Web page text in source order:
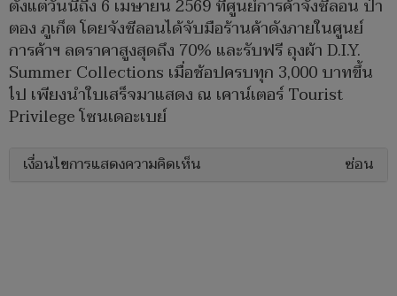
ตั้งแต่วันนี้ถึง 6 เมษายน 2569 ที่ศูนย์การค้าจังซีลอน ป่า
ตอง ภูเก็ต โดยจังซีลอนได้จับมือร้านค้าดังภายในศูนย์
การค้าฯ ลดราคาสูงสุดถึง 70% และรับฟรี ถุงผ้า D.I.Y.
Summer Collections เมื่อช้อปครบทุก 3,000 บาทขึ้น
ไป เพียงนำใบเสร็จมาแสดง ณ เคาน์เตอร์ Tourist
Privilege โซนเดอะเบย์
เงื่อนไขการแสดงความคิดเห็น ซ่อน